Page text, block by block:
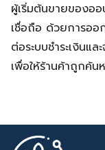
ผู้เริ่มต้นขายของอ
เชื่อถือ ด้วยการออ
ต่อระบบชำระเงินแ
เพื่อให้ร้านค้าถูกค้